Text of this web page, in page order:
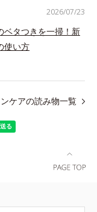
ベタつきを一掃！新
使い方
2026/07/23
ケアの読み物一覧